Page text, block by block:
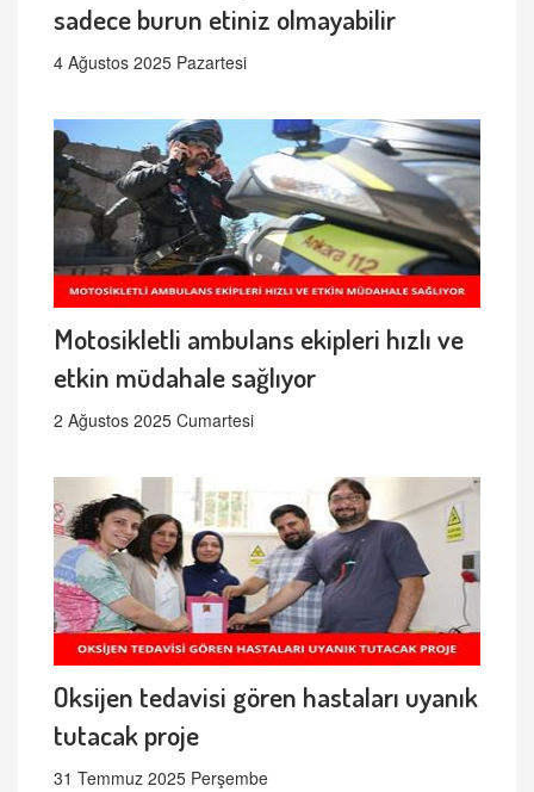
sadece burun etiniz olmayabilir
4 Ağustos 2025 Pazartesi
Motosikletli ambulans ekipleri hızlı ve
etkin müdahale sağlıyor
2 Ağustos 2025 Cumartesi
Oksijen tedavisi gören hastaları uyanık
tutacak proje
31 Temmuz 2025 Perşembe